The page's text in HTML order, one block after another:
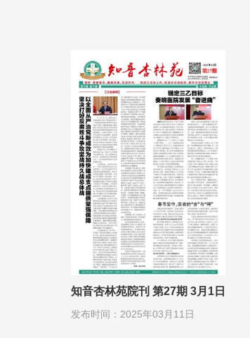
知音杏林苑院刊 第27期 3月1日
发布时间：2025年03月11日